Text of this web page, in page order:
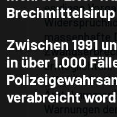
es diese
massenhafte
ermöglichten.
offizielle
Ärztekammer
Warnungen
Zwischen 1991
in über 1.000
verabreicht